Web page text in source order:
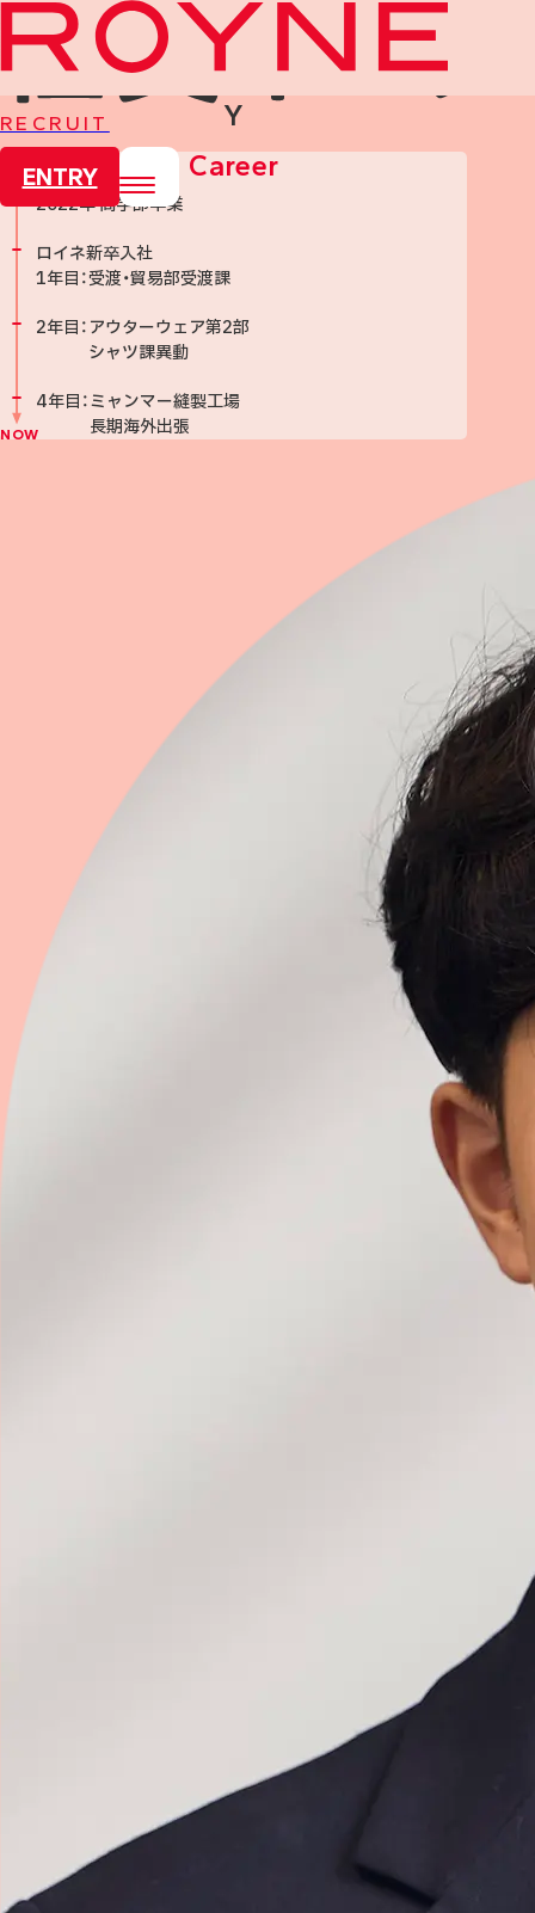
RECRUIT
ENTRY
Interviews
新卒採用 営業／シャツ
Y
Career
2022年 商学部卒業
ロイネ新卒入社
1年目：受渡・貿易部受渡課
2年目：アウターウェア第2部
シャツ課異動
4年目：ミャンマー縫製工場
長期海外出張